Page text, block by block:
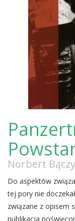
Norbert
Do aspektów
tej pory nie
związane z opisem
publikacja